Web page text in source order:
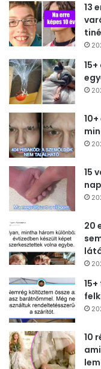
13
15
20
10